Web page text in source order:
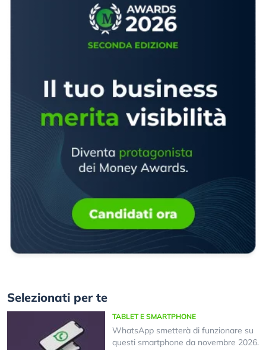
Selezionati per te
TABLET E SMARTPHONE
WhatsApp smetterà di funzionare su
questi smartphone da novembre 2026.